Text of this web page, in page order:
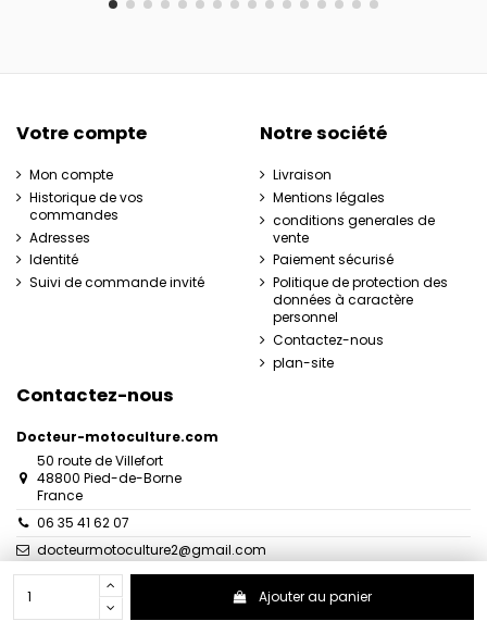
Ajouter au panier
Votre compte
Mon compte
Historique de vos
commandes
Adresses
Identité
Suivi de commande invité
Notre société
Livraison
Mentions légales
conditions generales de
vente
Paiement sécurisé
Politique de protection des
données à caractère
personnel
Contactez-nous
plan-site
Contactez-nous
Docteur-motoculture.com
50 route de Villefort
48800 Pied-de-Borne
France
06 35 41 62 07
docteurmotoculture2@gmail.com